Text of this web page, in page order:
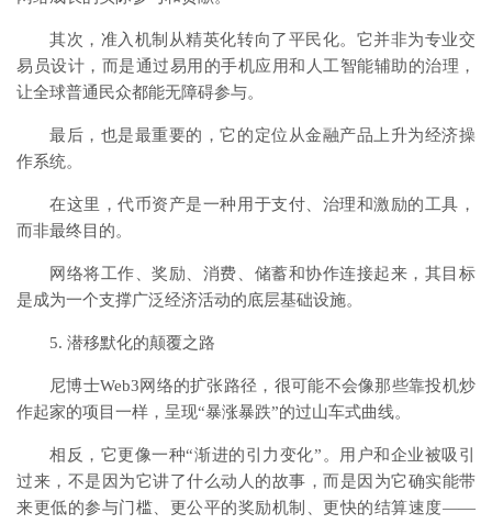
其次，准入机制从精英化转向了平民化。它并非为专业交
易员设计，而是通过易用的手机应用和人工智能辅助的治理，
让全球普通民众都能无障碍参与。
最后，也是最重要的，它的定位从金融产品上升为经济操
作系统。
在这里，代币资产是一种用于支付、治理和激励的工具，
而非最终目的。
网络将工作、奖励、消费、储蓄和协作连接起来，其目标
是成为一个支撑广泛经济活动的底层基础设施。
5. 潜移默化的颠覆之路
尼博士Web3网络的扩张路径，很可能不会像那些靠投机炒
作起家的项目一样，呈现“暴涨暴跌”的过山车式曲线。
相反，它更像一种“渐进的引力变化”。用户和企业被吸引
过来，不是因为它讲了什么动人的故事，而是因为它确实能带
来更低的参与门槛、更公平的奖励机制、更快的结算速度——